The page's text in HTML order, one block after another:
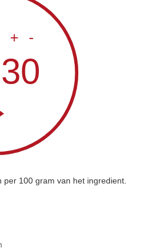
+ -
per 100 gram van het ingredient.